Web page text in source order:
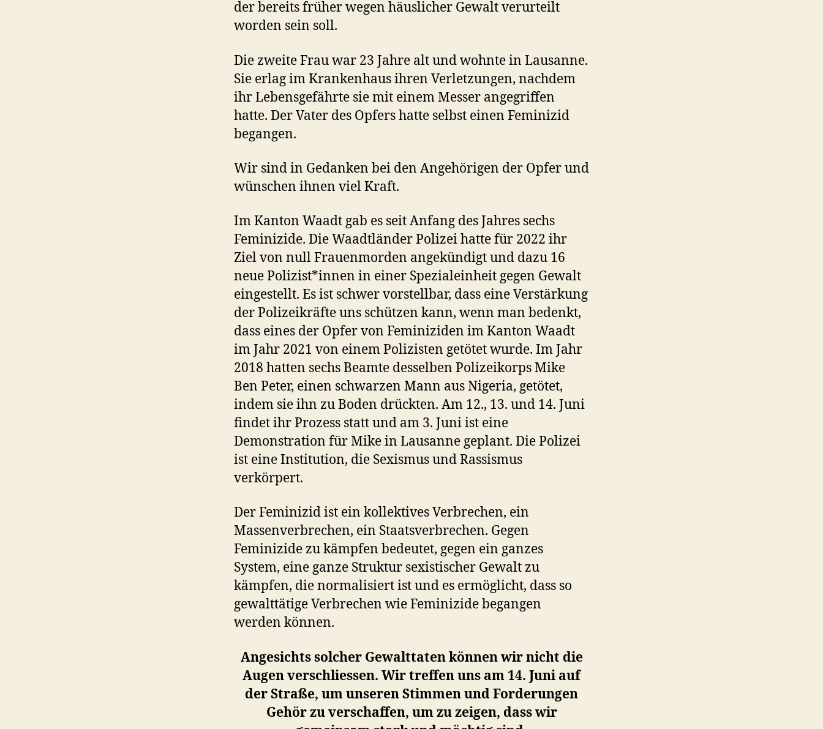
der bereits früher wegen häuslicher Gewalt verurteilt
worden sein soll.
Die zweite Frau war 23 Jahre alt und wohnte in Lausanne.
Sie erlag im Krankenhaus ihren Verletzungen, nachdem
ihr Lebensgefährte sie mit einem Messer angegriffen
hatte. Der Vater des Opfers hatte selbst einen Feminizid
begangen.
Wir sind in Gedanken bei den Angehörigen der Opfer und
wünschen ihnen viel Kraft.
Im Kanton Waadt gab es seit Anfang des Jahres sechs
Feminizide. Die Waadtländer Polizei hatte für 2022 ihr
Ziel von null Frauenmorden angekündigt und dazu 16
neue Polizist*innen in einer Spezialeinheit gegen Gewalt
eingestellt. Es ist schwer vorstellbar, dass eine Verstärkung
der Polizeikräfte uns schützen kann, wenn man bedenkt,
dass eines der Opfer von Feminiziden im Kanton Waadt
im Jahr 2021 von einem Polizisten getötet wurde. Im Jahr
2018 hatten sechs Beamte desselben Polizeikorps Mike
Ben Peter, einen schwarzen Mann aus Nigeria, getötet,
indem sie ihn zu Boden drückten. Am 12., 13. und 14. Juni
findet ihr Prozess statt und am 3. Juni ist eine
Demonstration für Mike in Lausanne geplant. Die Polizei
ist eine Institution, die Sexismus und Rassismus
verkörpert.
Der Feminizid ist ein kollektives Verbrechen, ein
Massenverbrechen, ein Staatsverbrechen. Gegen
Feminizide zu kämpfen bedeutet, gegen ein ganzes
System, eine ganze Struktur sexistischer Gewalt zu
kämpfen, die normalisiert ist und es ermöglicht, dass so
gewalttätige Verbrechen wie Feminizide begangen
werden können.
Angesichts solcher Gewalttaten können wir nicht die
Augen verschliessen. Wir treffen uns am 14. Juni auf
der Straße, um unseren Stimmen und Forderungen
Gehör zu verschaffen, um zu zeigen, dass wir